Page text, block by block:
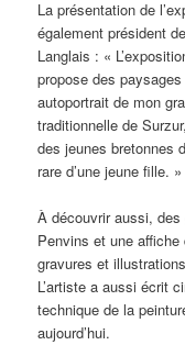
La présentation de
également président
Langlais : «
propose des
autoportrait de mon
traditionnelle de
des jeunes bretonnes
rare d’une jeune fille. »
À découvrir aussi,
Penvins et une affiche
gravures et
L’artiste a aussi écrit
technique de la
aujourd’hui.